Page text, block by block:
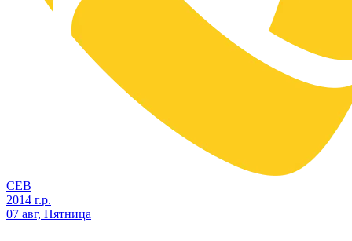
СЕВ
2014 г.р.
07 авг, Пятница